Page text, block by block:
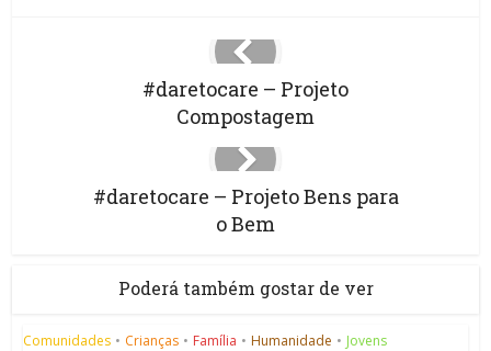
#daretocare – Projeto
Compostagem
#daretocare – Projeto Bens para
o Bem
Poderá também gostar de ver
Comunidades • Crianças • Família • Humanidade • Jovens